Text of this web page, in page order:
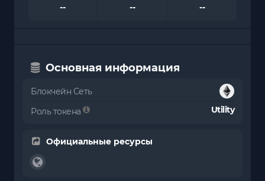
--
--
--
Основная информация
Блокчейн Сеть
Роль токена
Utility
Официальные ресурсы